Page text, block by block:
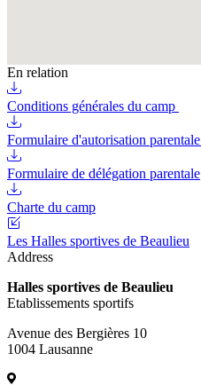
En relation
Conditions générales du camp
Formulaire d'autorisation parentale
Formulaire de délégation parentale
Charte du camp
Les Halles sportives de Beaulieu
Address
Halles sportives de Beaulieu
Etablissements sportifs
Avenue des Bergières 10
1004 Lausanne